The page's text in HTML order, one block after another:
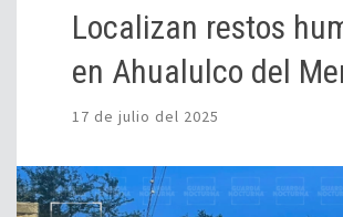
Localizan restos
en Ahualulco del
17 de julio del 2025